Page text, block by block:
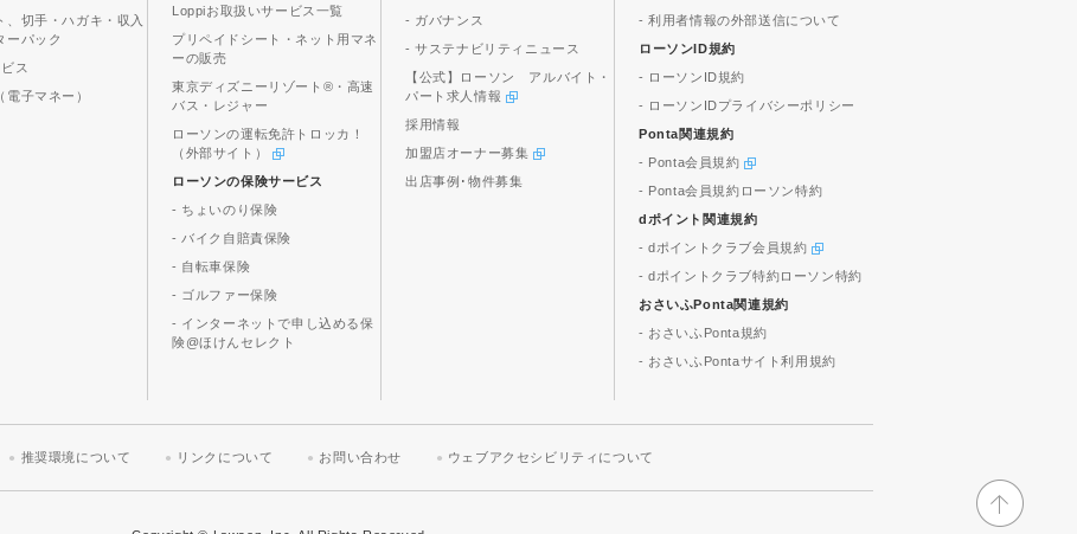
、切手・ハガキ・収入
ーパック
ス
電子マネー）
Loppiお取扱いサービス一覧
プリペイドシート・ネット用マネ
ーの販売
東京ディズニーリゾート®・高速
バス・レジャー
ローソンの運転免許トロッカ！
（外部サイト）
ローソンの保険サービス
- ちょいのり保険
- バイク自賠責保険
- 自転車保険
- ゴルファー保険
- インターネットで申し込める保
険@ほけんセレクト
- ガバナンス
- サステナビリティニュース
【公式】ローソン アルバイト・
パート求人情報
採用情報
加盟店オーナー募集
出店事例･物件募集
- 利用者情報の外部送信について
ローソンID規約
- ローソンID規約
- ローソンIDプライバシーポリシー
Ponta関連規約
- Ponta会員規約
- Ponta会員規約ローソン特約
dポイント関連規約
- dポイントクラブ会員規約
- dポイントクラブ特約ローソン特約
おさいふPonta関連規約
- おさいふPonta規約
- おさいふPontaサイト利用規約
推奨環境について リンクについて お問い合わせ ウェブアクセシビリティについて